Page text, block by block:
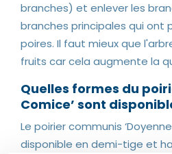
branches) et enlever les
branches principales qui ont
poires. Il faut mieux que
fruits car cela augmente la
Quelles formes du
Comice’ sont
Le poirier communis
disponible en demi-tige et